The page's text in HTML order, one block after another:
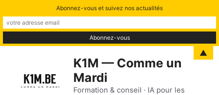
contenu
K1M — Comme un
Mardi
Formation & conseil · IA pour les
Abonnez-vous et suivez nos actualités
▲